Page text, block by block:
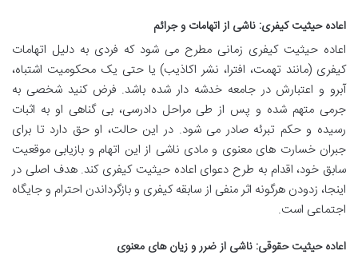
اعاده حیثیت کیفری: ناشی از اتهامات و جرائم
اعاده حیثیت کیفری زمانی مطرح می شود که فردی به دلیل اتهامات
کیفری (مانند تهمت، افترا، نشر اکاذیب) یا حتی یک محکومیت اشتباه،
آبرو و اعتبارش در جامعه خدشه دار شده باشد. فرض کنید شخصی به
جرمی متهم شده و پس از طی مراحل دادرسی، بی گناهی او به اثبات
رسیده و حکم تبرئه صادر می شود. در این حالت، او حق دارد تا برای
جبران خسارت های معنوی و مادی ناشی از این اتهام و بازیابی موقعیت
سابق خود، اقدام به طرح دعوای اعاده حیثیت کیفری کند. هدف اصلی در
اینجا، زدودن هرگونه اثر منفی از سابقه کیفری و بازگرداندن احترام و جایگاه
اجتماعی است.
اعاده حیثیت حقوقی: ناشی از ضرر و زیان های معنوی